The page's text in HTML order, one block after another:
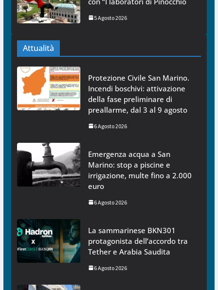
5 Agosto 2026
Attualità
Protezione Civile San Marino.
Incendi boschivi: attivazione
della fase preliminare di
preallarme, dal 3 al 9 agosto
6 Agosto 2026
Emergenza acqua a San
Marino: stop a piscine e
irrigazione, multe fino a 2.000
euro
6 Agosto 2026
La sammarinese BKN301
protagonista dell’accordo tra
Tether e Arabia Saudita
6 Agosto 2026